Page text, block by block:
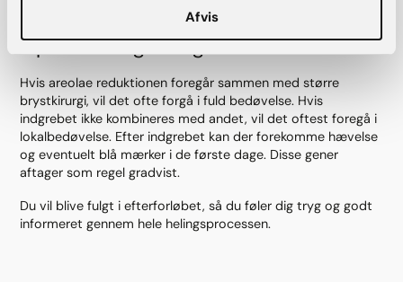
Afvis
Operation og heling
Hvis areolae reduktionen foregår sammen med større
brystkirurgi, vil det ofte forgå i fuld bedøvelse. Hvis
indgrebet ikke kombineres med andet, vil det oftest foregå i
lokalbedøvelse. Efter indgrebet kan der forekomme hævelse
og eventuelt blå mærker i de første dage. Disse gener
aftager som regel gradvist.
Du vil blive fulgt i efterforløbet, så du føler dig tryg og godt
informeret gennem hele helingsprocessen.